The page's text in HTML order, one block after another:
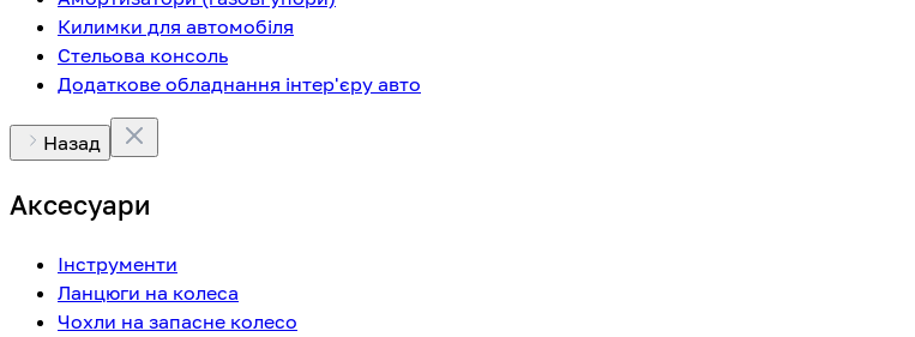
Килимки для автомобіля
Стельова консоль
Додаткове обладнання інтер'єру авто
Назад
Аксесуари
Інструменти
Ланцюги на колеса
Чохли на запасне колесо